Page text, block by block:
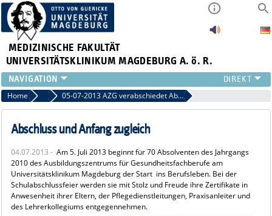
MEDIZINISCHE FAKULTÄT
UNIVERSITÄTSKLINIKUM MAGDEBURG A. ö. R.
INSTITUTE
KLINIKEN
ZENTRALE EINRICHTUNGEN
PRESSE
ÜBER UNS
INTERNATIONAL
INTRANET
Home Archiv 2013 05-07-2013 AZG verabschiedet Absolventen ins Berufsleben
Abschluss und Anfang zugleich
04.07.2013 - Am 5. Juli 2013 beginnt für 70 Absolventen des Jahrgangs
2010 des Ausbildungszentrums für Gesundheitsfachberufe am
Universitätsklinikum Magdeburg der Start ins Berufsleben. Bei der
Schulabschlussfeier werden sie mit Stolz und Freude ihre Zertifikate in
Anwesenheit ihrer Eltern, der Pflegedienstleitungen, Praxisanleiter und
des Lehrerkollegiums entgegennehmen.